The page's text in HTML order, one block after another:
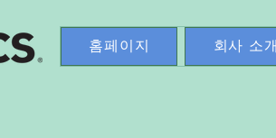
홈페이지 회사 소개